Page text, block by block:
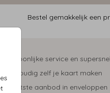
Bestel gemakkelijk een
Persoonlijke service en
Eenvoudig zelf je kaart maken
Grootste aanbod in enveloppen